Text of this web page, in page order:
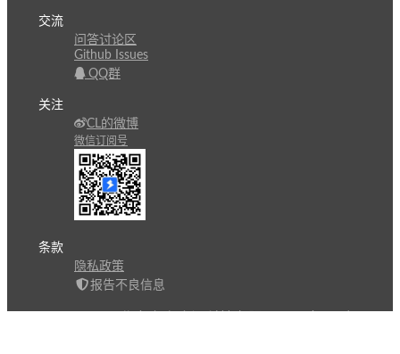
交流
问答讨论区
Github Issues
QQ群
关注
CL的微博
微信订阅号
条款
隐私政策
报告不良信息